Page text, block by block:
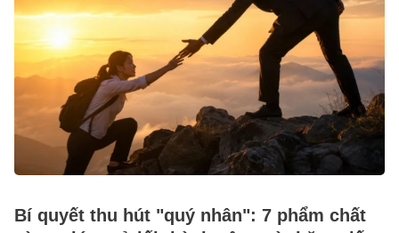
Bí quyết thu hút "quý nhân": 7 phẩm chất